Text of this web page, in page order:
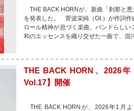
THE BACK HORNが、新曲「刹那と
を発表した。 菅波栄純（Gt.）が作詞作
ロール精神が息づく楽曲。バンドらしい
和のエッセンスを織り交ぜた一曲で、混
THE BACK HORN、2026
Vol.17】開催
THE BACK HORNが、2026年1月